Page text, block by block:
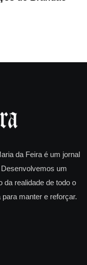
da Feira é um jornal
um
da realidade de todo o
manter e reforçar.